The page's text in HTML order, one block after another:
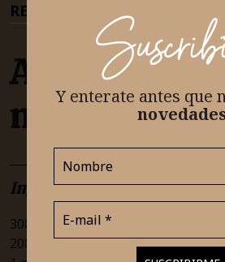
Y enterate antes que
novedades
RECETAS TEAM DULCE
Alfajores de
maicena
Ingredientes
300g de fécula de maíz
200g de harina 0000